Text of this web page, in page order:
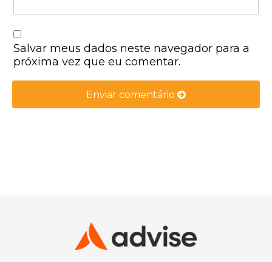
Salvar meus dados neste navegador para a
próxima vez que eu comentar.